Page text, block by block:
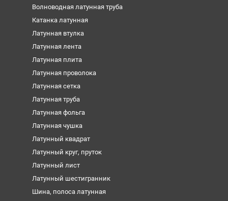
Волноводная латунная труба
Катанка латунная
Латунная втулка
Латунная лента
Латунная плита
Латунная проволока
Латунная сетка
Латунная труба
Латунная фольга
Латунная чушка
Латунный квадрат
Латунный круг, пруток
Латунный лист
Латунный шестигранник
Шина, полоса латунная